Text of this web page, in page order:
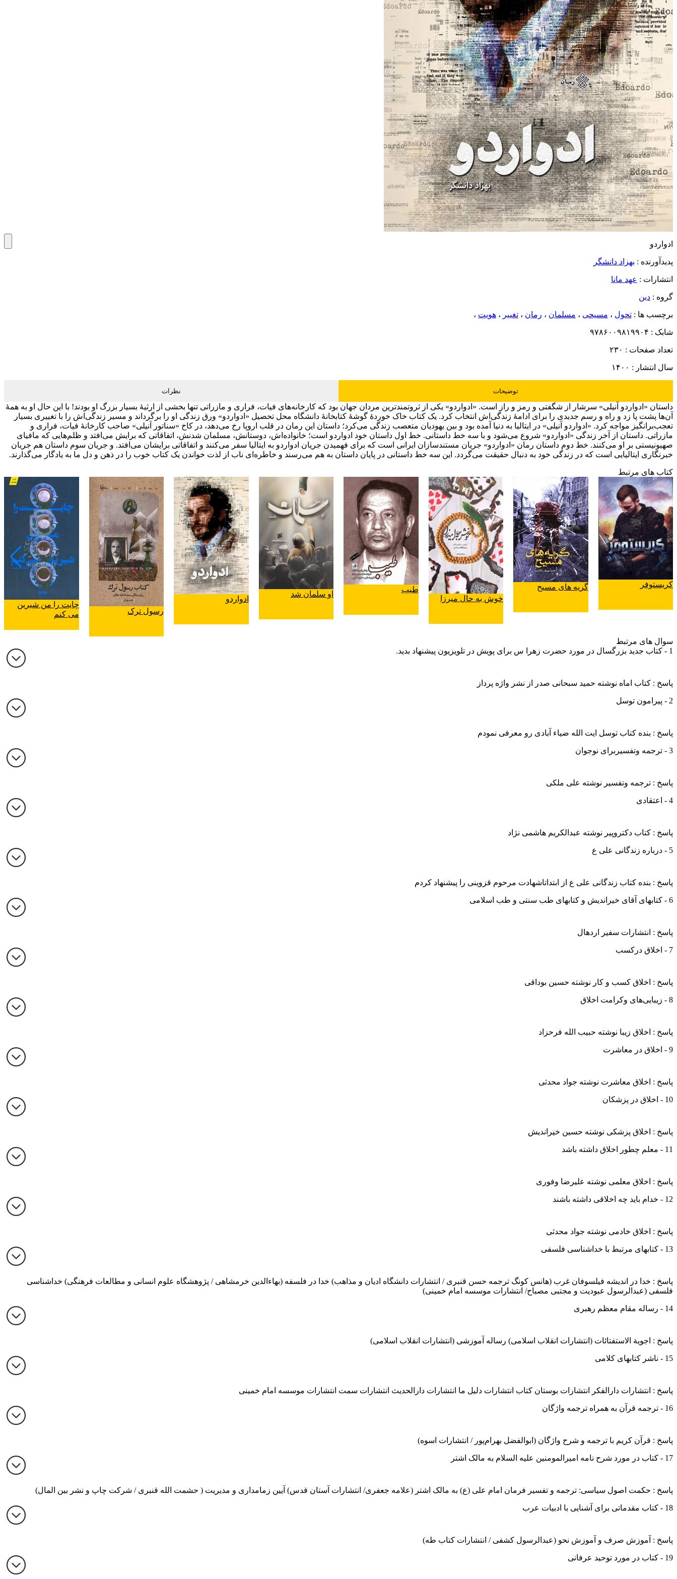
ادواردو
پدیدآورنده : بهزاد دانشگر
انتشارات : عهد مانا
گروه : دین
برچسب ها : تحول ، مسیحی ، مسلمان ، رمان ، تغییر ، هویت ،
شابک : ۹۷۸۶۰۰۹۸۱۹۹۰۴
تعداد صفحات : ۲۳۰
سال انتشار : ۱۴۰۰
توضیحات نظرات
داستان «ادواردو آنیلی» سرشار از شگفتی و رمز و راز است. «ادواردو» یکی از ثروتمندترین مردان جهان بود که کارخانه‌های فیات، فراری و مازراتی تنها بخشی از ارثیۀ بسیار بزرگ او بودند! با این حال او به همۀ
آن‌ها پشت پا زد و راه و رسم جدیدی را برای ادامۀ زندگی‌اش انتخاب کرد. یک کتاب خاک خوردۀ گوشۀ کتابخانۀ دانشگاه محل تحصیل «ادواردو» ورق زندگی او را برگرداند و مسیر زندگی‌اش را با تغییری بسیار
تعجب‌‌برانگیز مواجه کرد. «ادواردو آنیلی» در ایتالیا به دنیا آمده بود و بین یهودیان متعصب زندگی می‌کرد؛ داستان این رمان در قلب اروپا رخ می‌دهد، در کاخ «سناتور آنیلی» صاحب کارخانۀ فیات، فراری و
مازراتی. داستان از آخر زندگی «ادواردو» شروع می‌شود و با سه خط داستانی. خط اول داستان خود ادواردو است؛ خانواده‌اش، دوستانش، مسلمان شدنش، اتفاقاتی که برایش می‌افتد و ظلم‌هایی که مافیای
صهیونیستی بر او می‌کنند. خط دوم داستان رمان «ادواردو» جریان مستندسازان ایرانی است که برای فهمیدن جریان ادواردو به ایتالیا سفر می‌کنند و اتفاقاتی برایشان می‌افتد. و جریان سوم داستان هم جریان
خبرنگاری ایتالیایی است که در زندگی خود به دنبال حقیقت می‌گردد. این سه خط داستانی در پایان داستان به‌ هم می‌رسند و خاطره‌ای ناب از لذت خواندن یک کتاب خوب را در ذهن و دل ما به یادگار می‌گذارند.
کتاب های مرتبط
کریستوفر
گریه های مسیح
خوش به حال میرزا
طیب
او سلمان شد
ادواردو
رسول ترک
چایت را من شیرین
می کنم
سوال های مرتبط
1 - کتاب جدید بزرگسال در مورد حضرت زهرا س برای پویش در تلویزیون پیشنهاد بدید.
پاسخ : کتاب اماه نوشته حمید سبحانی صدر از نشر واژه پرداز
2 - پیرامون توسل
پاسخ : بنده کتاب توسل ایت الله ضیاء آبادی رو معرفی نمودم
3 - ترجمه وتفسیربرای نوجوان
پاسخ : ترجمه وتفسیر نوشته علی ملکی
4 - اعتقادی
پاسخ : کتاب دکتروپیر نوشته عبدالکریم هاشمی نژاد
5 - درباره زندگانی علی ع
پاسخ : بنده کتاب زندگانی علی ع از ابتداتاشهادت مرحوم قزوینی را پیشنهاد کردم
6 - کتابهای آقای خیراندیش و کتابهای طب سنتی و طب اسلامی
پاسخ : انتشارات سفیر اردهال
7 - اخلاق درکسب
پاسخ : اخلاق کسب و کار نوشته حسین بوداقی
8 - زیبایی‌های وکرامت اخلاق
پاسخ : اخلاق زیبا نوشته حبیب الله فرحزاد
9 - اخلاق در معاشرت
پاسخ : اخلاق معاشرت نوشته جواد محدثی
10 - اخلاق در پزشکان
پاسخ : اخلاق پزشکی نوشته حسین خیراندیش
11 - معلم چطور اخلاق داشته باشد
پاسخ : اخلاق معلمی نوشته علیرضا وفوری
12 - خدام باید چه اخلاقی داشته باشند
پاسخ : اخلاق خادمی نوشته جواد محدثی
13 - کتابهای مرتبط با خداشناسی فلسفی
پاسخ : خدا در اندیشه فیلسوفان غرب (هانس کونگ ترجمه حسن قنبری / انتشارات دانشگاه ادیان و مذاهب) خدا در فلسفه (بهاءالدین خرمشاهی / پژوهشگاه علوم انسانی و مطالعات فرهنگی) خداشناسی
فلسفی (عبدالرسول عبودیت و مجتبی مصباح/ انتشارات موسسه امام خمینی)
14 - رساله مقام معظم رهبری
پاسخ : اجویة الاستفتائات (انتشارات انقلاب اسلامی) رساله آموزشی (انتشارات انقلاب اسلامی)
15 - ناشر کتابهای کلامی
پاسخ : انتشارات دارالفکر انتشارات بوستان کتاب انتشارات دلیل ما انتشارات دارالحدیث انتشارات سمت انتشارات موسسه امام خمینی
16 - ترجمه قرآن به همراه ترجمه واژگان
پاسخ : قرآن کریم با ترجمه و شرح واژگان (ابوالفضل بهرام‌پور / انتشارات اسوه)
17 - کتاب در مورد شرح نامه امیرالمومنین علیه السلام به مالک اشتر
پاسخ : حکمت اصول سیاسی: ترجمه و تفسیر فرمان امام علی (ع) به مالک اشتر (علامه جعفری/ انتشارات آستان قدس) آیین زمامداری و مدیریت ( حشمت الله قنبری / شرکت چاپ و نشر بین المال)
18 - کتاب مقدماتی برای آشنایی با ادبیات عرب
پاسخ : آموزش صرف و آموزش نحو (عبدالرسول کشفی / انتشارات کتاب طه)
19 - کتاب در مورد توحید عرفانی